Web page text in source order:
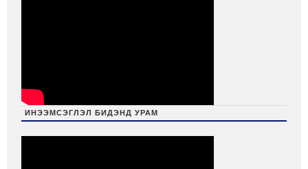
ИНЭЭМСЭГЛЭЛ БИДЭНД УРАМ